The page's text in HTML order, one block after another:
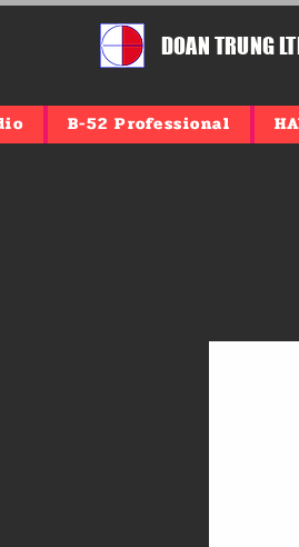
DOAN TRUNG
B-52 Professional